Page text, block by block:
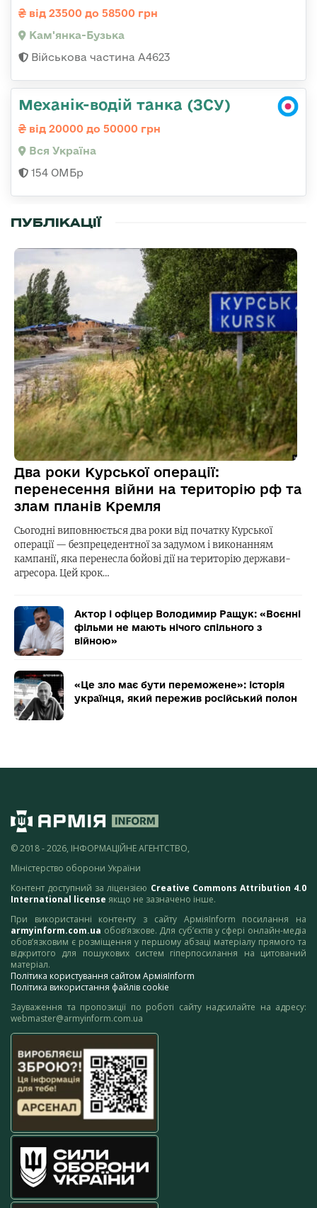
від 23500 до 58500 грн
Кам'янка-Бузька
Військова частина А4623
Механік-водій танка (ЗСУ)
від 20000 до 50000 грн
Вся Україна
154 ОМБр
ПУБЛІКАЦІЇ
Два роки Курської операції:
перенесення війни на територію рф та
злам планів Кремля
Сьогодні виповнюється два роки від початку Курської
операції — безпрецедентної за задумом і виконанням
кампанії, яка перенесла бойові дії на територію держави-
агресора. Цей крок…
Актор і офіцер Володимир Ращук: «Воєнні
фільми не мають нічого спільного з
війною»
«Це зло має бути переможене»: історія
українця, який пережив російський полон
© 2018 - 2026, ІНФОРМАЦІЙНЕ АГЕНТСТВО,
Міністерство оборони України
Контент доступний за ліцензією Creative Commons Attribution 4.0
International license якщо не зазначено інше.
При використанні контенту з сайту АрміяInform посилання на
armyinform.com.ua обов’язкове. Для суб’єктів у сфері онлайн-медіа
обов’язковим є розміщення у першому абзаці матеріалу прямого та
відкритого для пошукових систем гіперпосилання на цитований
матеріал.
Політика користування сайтом АрміяInform
Політика використання файлів cookie
Зауваження та пропозиції по роботі сайту надсилайте на адресу:
webmaster@armyinform.com.ua